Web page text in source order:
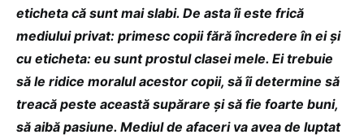
eticheta că sunt mai slabi. De asta îi este frică
mediului privat: primesc copii fără încredere în ei și
cu eticheta: eu sunt prostul clasei mele. Ei trebuie
să le ridice moralul acestor copii, să îi determine să
treacă peste această supărare și să fie foarte buni,
să aibă pasiune. Mediul de afaceri va avea de luptat